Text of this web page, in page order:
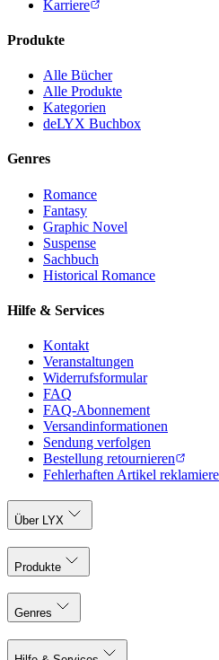
Karriere
Produkte
Alle Bücher
Alle Produkte
Kategorien
deLYX Buchbox
Genres
Romance
Fantasy
Graphic Novel
Suspense
Sachbuch
Historical Romance
Hilfe & Services
Kontakt
Veranstaltungen
Widerrufsformular
FAQ
FAQ-Abonnement
Versandinformationen
Sendung verfolgen
Bestellung retournieren
Fehlerhaften Artikel
Über LYX
Produkte
Genres